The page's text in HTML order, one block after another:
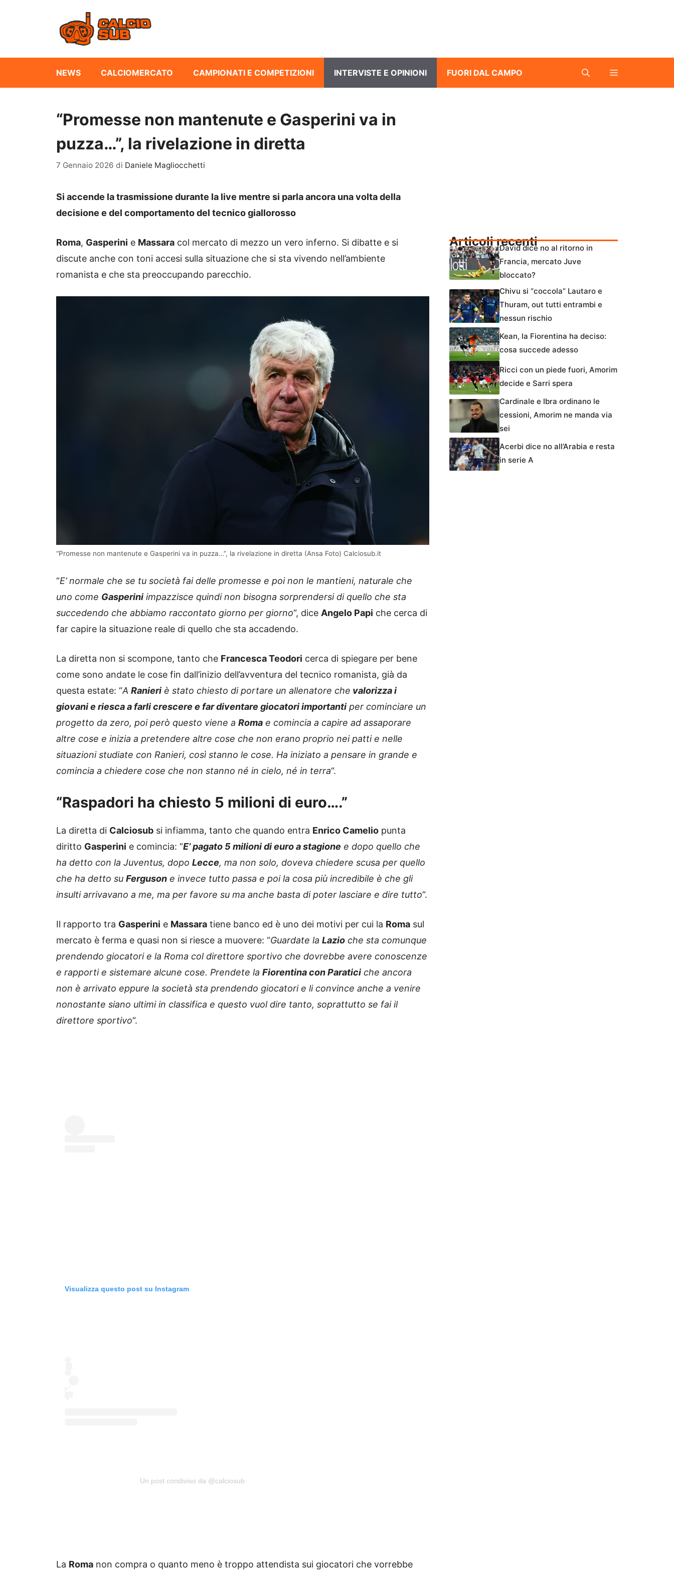
NEWS CALCIOMERCATO CAMPIONATI E COMPETIZIONI INTERVISTE E OPINIONI FUORI DAL CAMPO
“Promesse non mantenute e Gasperini va in
puzza…”, la rivelazione in diretta
7 Gennaio 2026 di Daniele Magliocchetti
Si accende la trasmissione durante la live mentre si parla ancora una volta della
decisione e del comportamento del tecnico giallorosso
Roma, Gasperini e Massara col mercato di mezzo un vero inferno. Si dibatte e si
discute anche con toni accesi sulla situazione che si sta vivendo nell’ambiente
romanista e che sta preoccupando parecchio.
“Promesse non mantenute e Gasperini va in puzza…”, la rivelazione in diretta (Ansa Foto) Calciosub.it
“E’ normale che se tu società fai delle promesse e poi non le mantieni, naturale che
uno come Gasperini impazzisce quindi non bisogna sorprendersi di quello che sta
succedendo che abbiamo raccontato giorno per giorno“, dice Angelo Papi che cerca di
far capire la situazione reale di quello che sta accadendo.
La diretta non si scompone, tanto che Francesca Teodori cerca di spiegare per bene
come sono andate le cose fin dall’inizio dell’avventura del tecnico romanista, già da
questa estate: “A Ranieri è stato chiesto di portare un allenatore che valorizza i
giovani e riesca a farli crescere e far diventare giocatori importanti per cominciare un
progetto da zero, poi però questo viene a Roma e comincia a capire ad assaporare
altre cose e inizia a pretendere altre cose che non erano proprio nei patti e nelle
situazioni studiate con Ranieri, così stanno le cose. Ha iniziato a pensare in grande e
comincia a chiedere cose che non stanno né in cielo, né in terra“.
“Raspadori ha chiesto 5 milioni di euro….”
La diretta di Calciosub si infiamma, tanto che quando entra Enrico Camelio punta
diritto Gasperini e comincia: “E’ pagato 5 milioni di euro a stagione e dopo quello che
ha detto con la Juventus, dopo Lecce, ma non solo, doveva chiedere scusa per quello
che ha detto su Ferguson e invece tutto passa e poi la cosa più incredibile è che gli
insulti arrivavano a me, ma per favore su ma anche basta di poter lasciare e dire tutto“.
Il rapporto tra Gasperini e Massara tiene banco ed è uno dei motivi per cui la Roma sul
mercato è ferma e quasi non si riesce a muovere: “Guardate la Lazio che sta comunque
prendendo giocatori e la Roma col direttore sportivo che dovrebbe avere conoscenze
e rapporti e sistemare alcune cose. Prendete la Fiorentina con Paratici che ancora
non è arrivato eppure la società sta prendendo giocatori e li convince anche a venire
nonostante siano ultimi in classifica e questo vuol dire tanto, soprattutto se fai il
direttore sportivo“.
Visualizza questo post su Instagram
Un post condiviso da @calciosub
La Roma non compra o quanto meno è troppo attendista sui giocatori che vorrebbe
Articoli recentiDavid dice no al ritorno in
Francia, mercato Juve
bloccato?
Chivu si “coccola” Lautaro e
Thuram, out tutti entrambi e
nessun rischio
Kean, la Fiorentina ha deciso:
cosa succede adesso
Ricci con un piede fuori, Amorim
decide e Sarri spera
Cardinale e Ibra ordinano le
cessioni, Amorim ne manda via
sei
Acerbi dice no all’Arabia e resta
in serie A